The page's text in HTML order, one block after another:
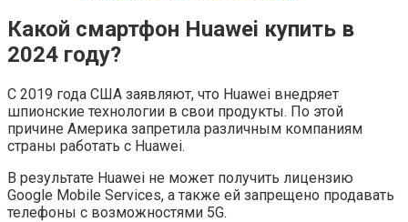
Какой смартфон Huawei купить в
2024 году?
С 2019 года США заявляют, что Huawei внедряет
шпионские технологии в свои продукты. По этой
причине Америка запретила различным компаниям
страны работать с Huawei.
В результате Huawei не может получить лицензию
Google Mobile Services, а также ей запрещено продавать
телефоны с возможностями 5G.